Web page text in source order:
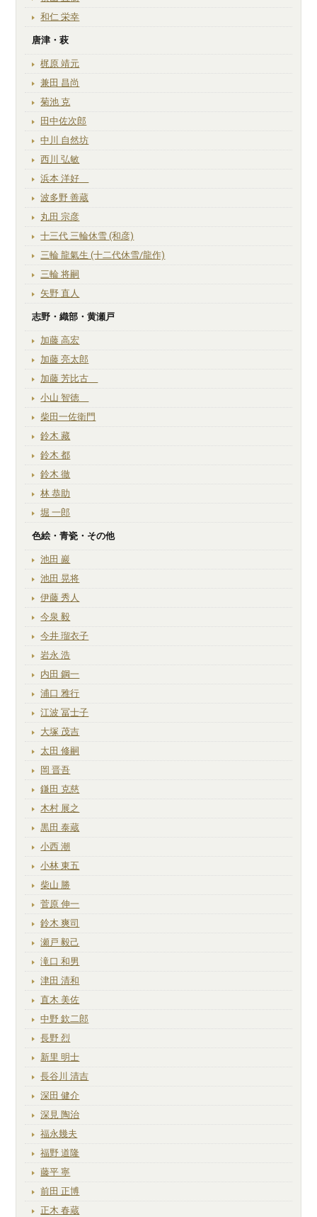
和仁 栄幸
唐津・萩
梶原 靖元
兼田 昌尚
菊池 克
田中佐次郎
中川 自然坊
西川 弘敏
浜本 洋好
波多野 善蔵
丸田 宗彦
十三代 三輪休雪 (和彦)
三輪 龍氣生 (十二代休雪/龍作)
三輪 将嗣
矢野 直人
志野・織部・黄瀬戸
加藤 高宏
加藤 亮太郎
加藤 芳比古
小山 智徳
柴田一佐衛門
鈴木 藏
鈴木 都
鈴木 徹
林 恭助
堀 一郎
色絵・青瓷・その他
池田 巖
池田 晃将
伊藤 秀人
今泉 毅
今井 瑠衣子
岩永 浩
内田 鋼一
浦口 雅行
江波 冨士子
大塚 茂吉
太田 修嗣
岡 晋吾
鎌田 克慈
木村 展之
黒田 泰蔵
小西 潮
小林 東五
柴山 勝
菅原 伸一
鈴木 爽司
瀬戸 毅己
滝口 和男
津田 清和
直木 美佐
中野 欽二郎
長野 烈
新里 明士
長谷川 清吉
深田 健介
深見 陶治
福永幾夫
福野 道隆
藤平 寧
前田 正博
正木 春蔵